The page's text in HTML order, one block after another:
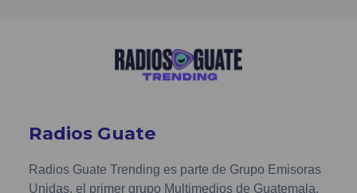
Radios Guate
Radios Guate Trending es parte de Grupo Emisoras
Unidas, el primer grupo Multimedios de Guatemala.